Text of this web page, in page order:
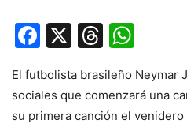
Facebook
X Threads
El futbolista brasileño Neymar
sociales que comenzará una
su primera canción el